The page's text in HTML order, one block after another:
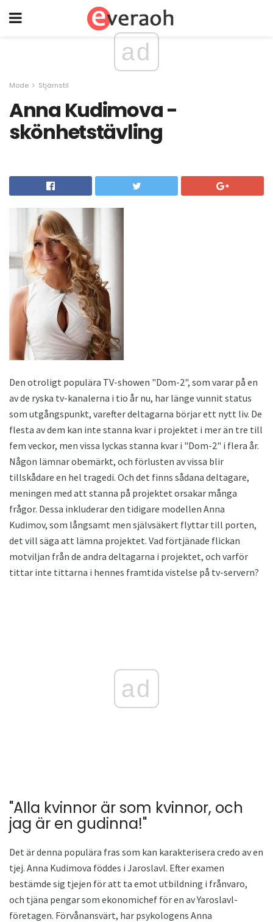
ad
Mode Stjärnstil
Anna Kudimova -
skönhetstävling
Den otroligt populära TV-showen "Dom-2", som varar på en
av de ryska tv-kanalerna i tio år nu, har länge vunnit status
som utgångspunkt, varefter deltagarna börjar ett nytt liv. De
flesta av dem kan inte stanna kvar i projektet i mer än tre till
fem veckor, men vissa lyckas stanna kvar i "Dom-2" i flera år.
Någon lämnar obemärkt, och förlusten av vissa blir
tillskådare en hel tragedi. Och det finns sådana deltagare,
meningen med att stanna på projektet orsakar många
frågor. Dessa inkluderar den tidigare modellen Anna
Kudimov, som långsamt men självsäkert flyttar till porten,
det vill säga att lämna projektet. Vad förtjänade flickan
motviljan från de andra deltagarna i projektet, och varför
tittar inte tittarna i hennes framtida vistelse på tv-servern?
ad
"Alla kvinnor är som kvinnor, och
jag är en gudinna!"
Det är denna populära fras som kan karakterisera credo av en
tjej. Anna Kudimova föddes i Jaroslavl. Efter examen
bestämde sig tjejen för att ta emot utbildning i frånvaro,
och tjäna pengar som ekonomichef för en av Yaroslavl-
företagen. Förvånansvärt, har psykologens Anna